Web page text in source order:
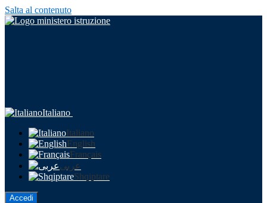
Salta al contenuto
Italiano
Italiano
English
Français
عربى
Shqiptare
Accedi